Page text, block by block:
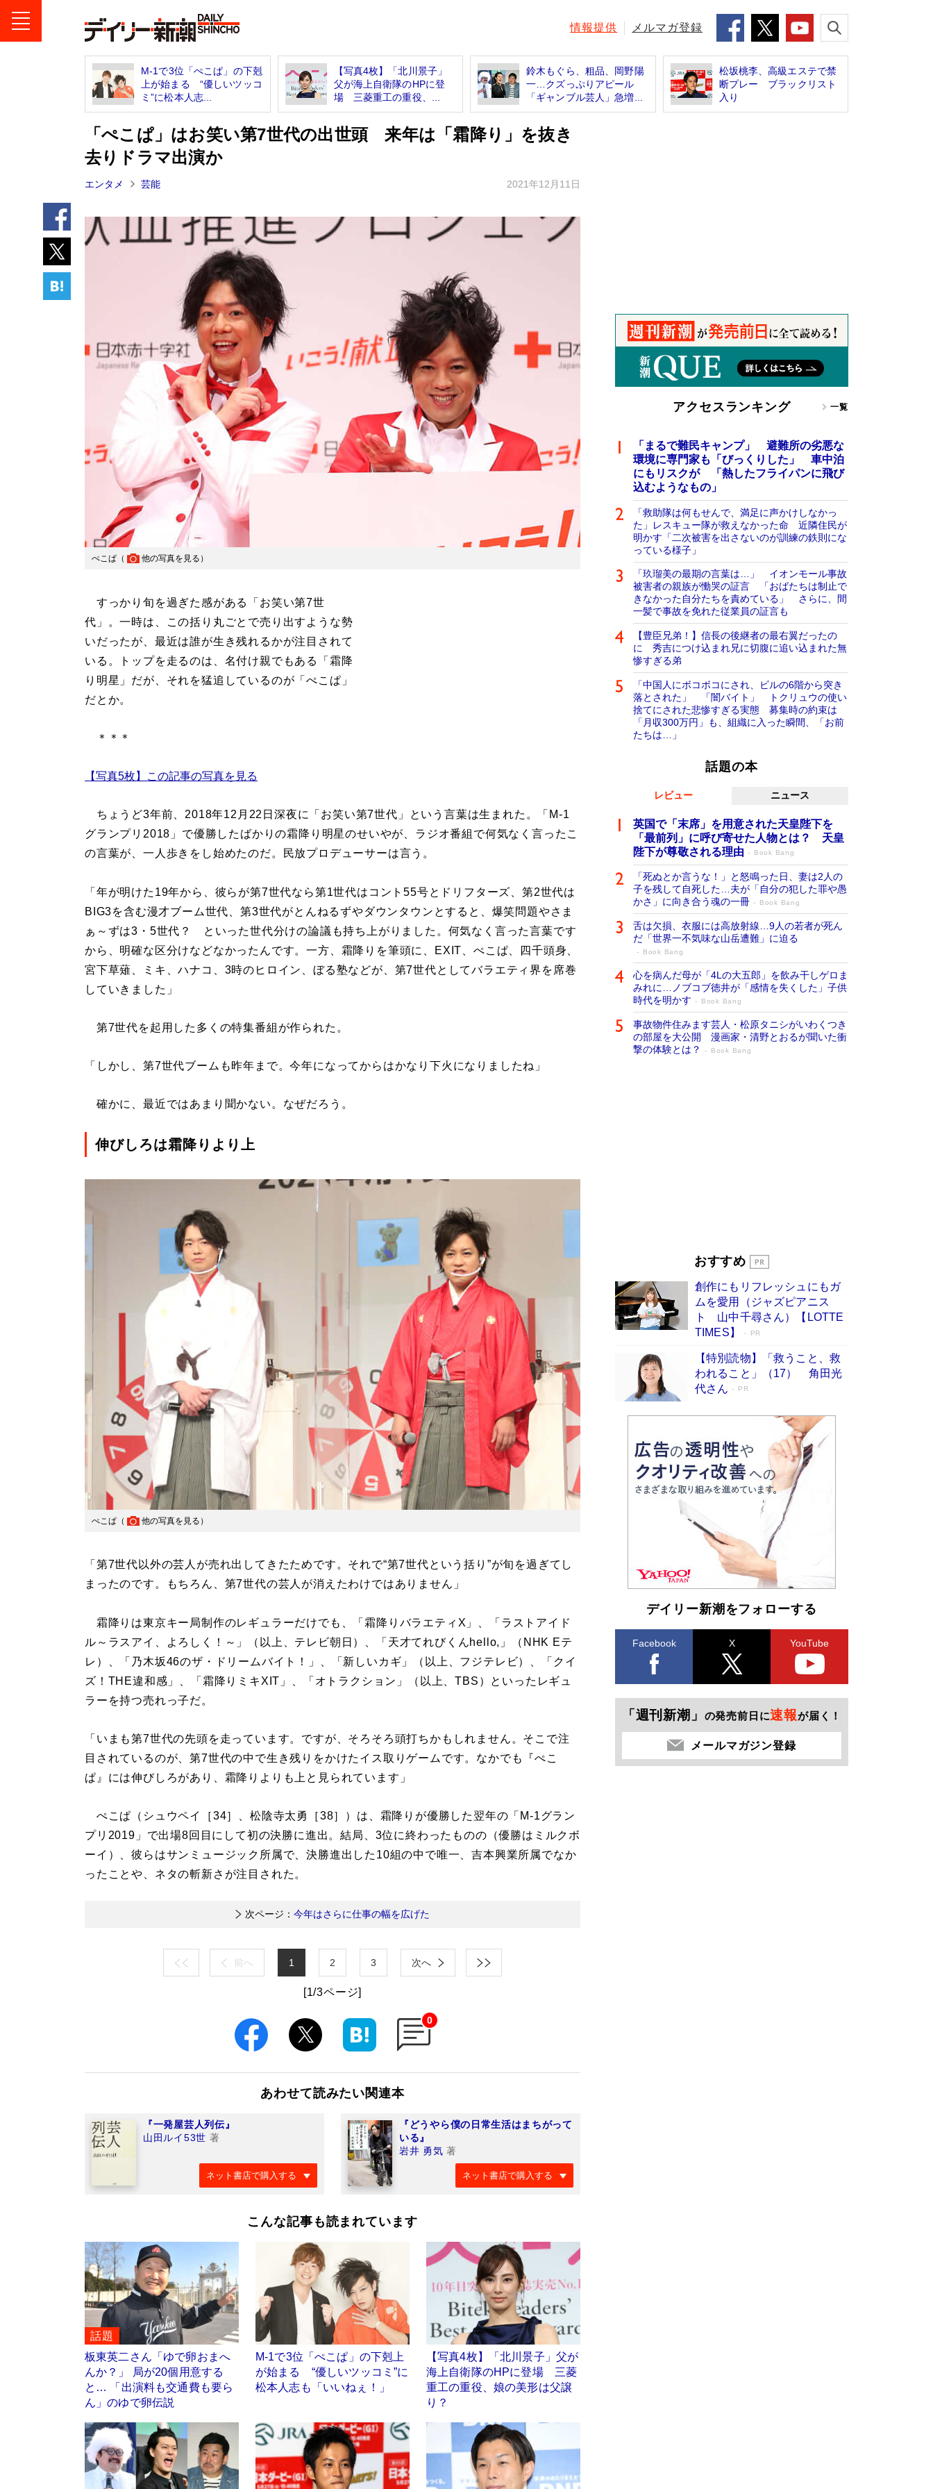
情報提供 メルマガ登録
M-1で3位「ぺこぱ」の下剋
上が始まる “優しいツッコ
ミ”に松本人志...
【写真4枚】「北川景子」
父が海上自衛隊のHPに登
場 三菱重工の重役、...
鈴木もぐら、粗品、岡野陽
一…クズっぷりアピール
「ギャンブル芸人」急増...
松坂桃李、高級エステで禁
断プレー ブラックリスト
入り
「ぺこぱ」はお笑い第7世代の出世頭 来年は「霜降り」を抜き
去りドラマ出演か
エンタメ 芸能 2021年12月11日
ぺこぱ（ 他の写真を見る ）
すっかり旬を過ぎた感がある「お笑い第7世
代」。一時は、この括り丸ごとで売り出すような勢
いだったが、最近は誰が生き残れるかが注目されて
いる。トップを走るのは、名付け親でもある「霜降
り明星」だが、それを猛追しているのが「ぺこぱ」
だとか。
＊＊＊
【写真5枚】この記事の写真を見る
ちょうど3年前、2018年12月22日深夜に「お笑い第7世代」という言葉は生まれた。「M-1
グランプリ2018」で優勝したばかりの霜降り明星のせいやが、ラジオ番組で何気なく言ったこ
の言葉が、一人歩きをし始めたのだ。民放プロデューサーは言う。
「年が明けた19年から、彼らが第7世代なら第1世代はコント55号とドリフターズ、第2世代は
BIG3を含む漫才ブーム世代、第3世代がとんねるずやダウンタウンとすると、爆笑問題やさま
ぁ～ずは3・5世代？ といった世代分けの論議も持ち上がりました。何気なく言った言葉です
から、明確な区分けなどなかったんです。一方、霜降りを筆頭に、EXIT、ぺこぱ、四千頭身、
宮下草薙、ミキ、ハナコ、3時のヒロイン、ぼる塾などが、第7世代としてバラエティ界を席巻
していきました」
第7世代を起用した多くの特集番組が作られた。
「しかし、第7世代ブームも昨年まで。今年になってからはかなり下火になりましたね」
確かに、最近ではあまり聞かない。なぜだろう。
伸びしろは霜降りより上
ぺこぱ（ 他の写真を見る ）
「第7世代以外の芸人が売れ出してきたためです。それで“第7世代という括り”が旬を過ぎてし
まったのです。もちろん、第7世代の芸人が消えたわけではありません」
霜降りは東京キー局制作のレギュラーだけでも、「霜降りバラエティX」、「ラストアイド
ル～ラスアイ、よろしく！～」（以上、テレビ朝日）、「天才てれびくんhello,」（NHK Eテ
レ）、「乃木坂46のザ・ドリームバイト！」、「新しいカギ」（以上、フジテレビ）、「クイ
ズ！THE違和感」、「霜降りミキXIT」、「オトラクション」（以上、TBS）といったレギュ
ラーを持つ売れっ子だ。
「いまも第7世代の先頭を走っています。ですが、そろそろ頭打ちかもしれません。そこで注
目されているのが、第7世代の中で生き残りをかけたイス取りゲームです。なかでも『ぺこ
ぱ』には伸びしろがあり、霜降りよりも上と見られています」
ぺこぱ（シュウペイ［34］、松陰寺太勇［38］）は、霜降りが優勝した翌年の「M-1グラン
プリ2019」で出場8回目にして初の決勝に進出。結局、3位に終わったものの（優勝はミルクボ
ーイ）、彼らはサンミュージック所属で、決勝進出した10組の中で唯一、吉本興業所属でなか
ったことや、ネタの斬新さが注目された。
次ページ： 今年はさらに仕事の幅を広げた
前へ 1 2 3 次へ
[1/3ページ]
0
あわせて読みたい関連本
『一発屋芸人列伝』
山田ルイ53世 著
ネット書店で購入する
『どうやら僕の日常生活はまちがって
いる』
岩井 勇気 著
ネット書店で購入する
こんな記事も読まれています
話題
板東英二さん「ゆで卵おまへ
んか？」 局が20個用意する
と… 「出演料も交通費も要ら
ん」のゆで卵伝説
M-1で3位「ぺこぱ」の下剋上
が始まる “優しいツッコミ”に
松本人志も「いいねぇ！」
【写真4枚】「北川景子」父が
海上自衛隊のHPに登場 三菱
重工の重役、娘の美形は父譲
り？
アクセスランキング 一覧
「まるで難民キャンプ」 避難所の劣悪な
環境に専門家も「びっくりした」 車中泊
にもリスクが 「熱したフライパンに飛び
込むようなもの」
「救助隊は何もせんで、満足に声かけしなかっ
た」レスキュー隊が救えなかった命 近隣住民が
明かす「二次被害を出さないのが訓練の鉄則にな
っている様子」
「玖瑠美の最期の言葉は…」 イオンモール事故
被害者の親族が慟哭の証言 「おばたちは制止で
きなかった自分たちを責めている」 さらに、間
一髪で事故を免れた従業員の証言も
【豊臣兄弟！】信長の後継者の最右翼だったの
に 秀吉につけ込まれ兄に切腹に追い込まれた無
惨すぎる弟
「中国人にボコボコにされ、ビルの6階から突き
落とされた」 「闇バイト」 トクリュウの使い
捨てにされた悲惨すぎる実態 募集時の約束は
「月収300万円」も、組織に入った瞬間、「お前
たちは…」
話題の本
レビュー ニュース
英国で「末席」を用意された天皇陛下を
「最前列」に呼び寄せた人物とは？ 天皇
陛下が尊敬される理由
Book Bang
「死ぬとか言うな！」と怒鳴った日、妻は2人の
子を残して自死した…夫が「自分の犯した罪や愚
かさ」に向き合う魂の一冊
Book Bang
舌は欠損、衣服には高放射線…9人の若者が死ん
だ「世界一不気味な山岳遭難」に迫る
Book Bang
心を病んだ母が「4Lの大五郎」を飲み干しゲロま
みれに…ノブコブ徳井が「感情を失くした」子供
時代を明かす
Book Bang
事故物件住みます芸人・松原タニシがいわくつき
の部屋を大公開 漫画家・清野とおるが聞いた衝
撃の体験とは？
Book Bang
で決まっている 東大生に早生まれが少ない理由
坂本龍一「ステージ4」のガンとの闘病を語る
Book Bang
おすすめ
創作にもリフレッシュにもガ
ムを愛用（ジャズピアニス
ト 山中千尋さん）【LOTTE
TIMES】
PR
【特別読物】「救うこと、救
われること」（17） 角田光
代さん
PR
デイリー新潮をフォローする
Facebook X YouTube
「週刊新潮」 の発売前日に速報が届く！
メールマガジン登録